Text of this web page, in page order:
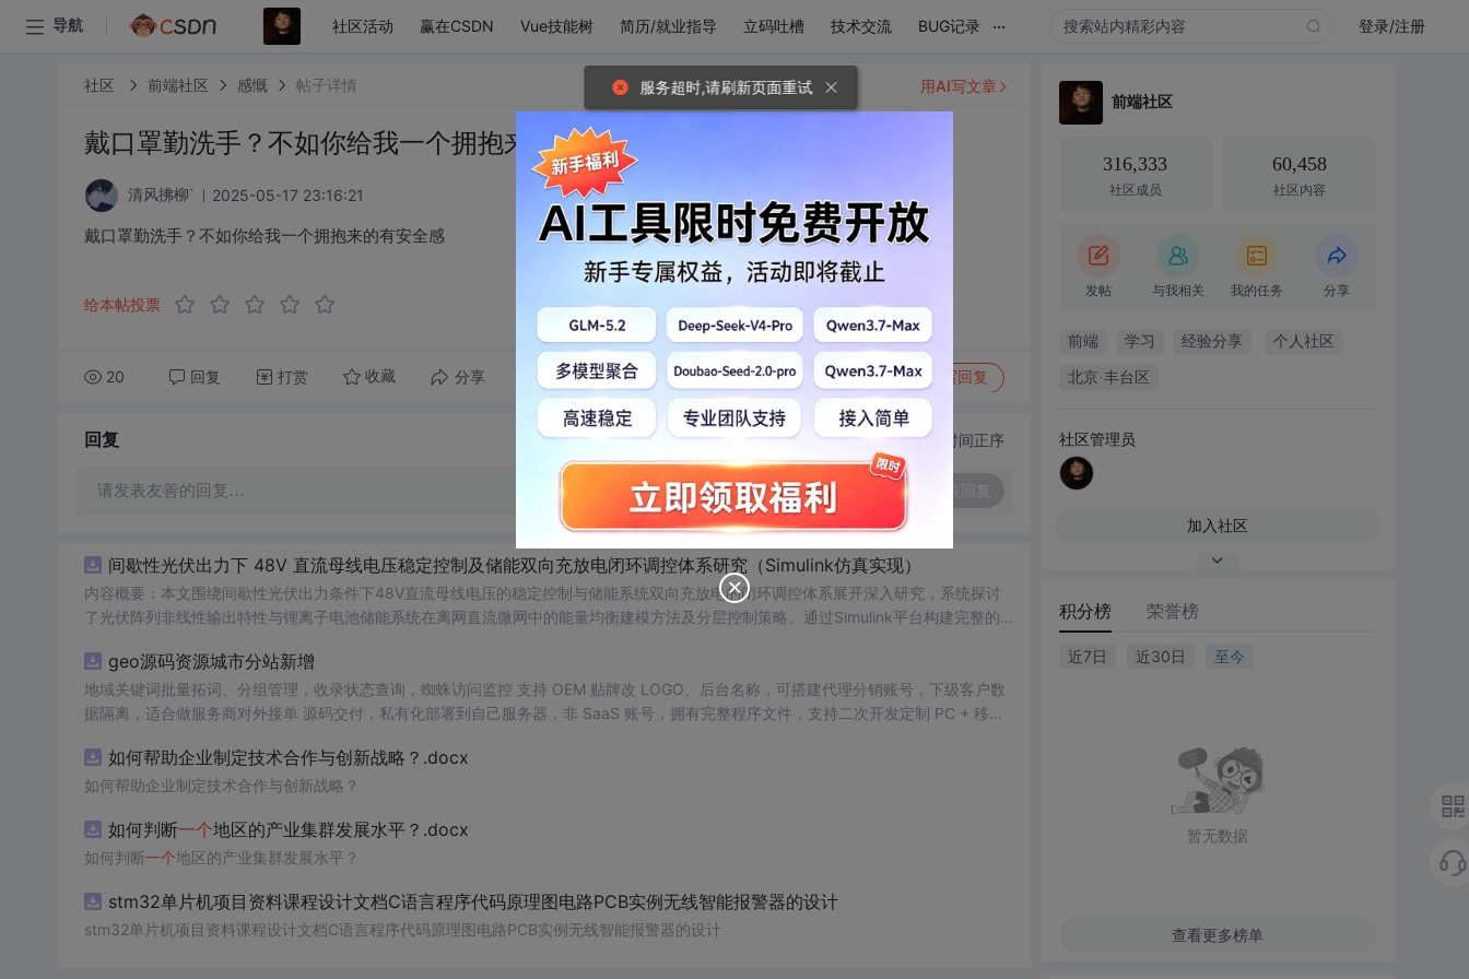
导航 社区活动 赢在CSDN Vue技能树 简历/就业指导 立码吐槽 技术交流 BUG记录 ... 登录/注册
社区 前端社区 感慨 帖子详情
戴口罩勤洗手？不如你给我一个拥抱来的有安全感
清风拂柳` 2025-05-17 23:16:21
戴口罩勤洗手？不如你给我一个拥抱来的有安全感
给本帖投票
20 回复 打赏 收藏 分享 转发到动态 举报 写回复
用AI写文章
回复 切换为时间正序
请发表友善的回复…
间歇性光伏出力下 48V 直流母线电压稳定控制及储能双向充放电闭环调控体系研究（Simulink仿真实现）
内容概要：本文围绕间歇性光伏出力条件下48V直流母线电压的稳定控制与储能系统双向充放电的闭环调控体系展开深入研究，系统探讨
了光伏阵列非线性输出特性与锂离子电池储能系统在离网直流微网中的能量均衡建模方法及分层控制策略。通过Simulink平台构建完整的
跟踪（MPPT）与储能系统的协同控制，有效应对光照波动引起的功率供需失衡问题。研究采用双PI闭环控制、模型预测控制（MPC）等
多种先进控制算法，显著提升了系统的动态响应速度与直流母线电压稳定性，并实现了储能系统在削峰填谷中的优化运行，对于增强离网
微网的供电可靠性与能源利用效率具有重要理论价值和工程意义。; 适合人群：具备电力电子、新能源系统或自动控制等相关领域基础知识
能系统Simulink仿真模型；② 实现间歇性光照条件下48V直流母线电压的精确稳定控制与储能系统的双向能量管理；③ 研究MPPT控制
与储能充放电策略之间的协同机制，提升系统在复杂工况下的运行稳定性与鲁棒性；④ 为微电网能量管理系统的设计、优化与性能验证提
注MPPT控制策略的实现、双向DC-DC变换器的设计以及电压外环与电流内环构成的双闭环控制结构的参数整定，并通过设置不同的光照
强度变化曲线和负载投切工况，全面测试和评估系统的动态响应能力与控制性能。
geo源码资源城市分站新增
地域关键词批量拓词、分组管理，收录状态查询，蜘蛛访问监控 支持 OEM 贴牌改 LOGO、后台名称，可搭建代理分销账号，下级客户数
据隔离，适合做服务商对外接单 源码交付，私有化部署到自己服务器，非 SaaS 账号，拥有完整程序文件，支持二次开发定制 PC + 移动
如何帮助企业制定技术合作与创新战略？.docx
如何帮助企业制定技术合作与创新战略？
如何判断一个地区的产业集群发展水平？.docx
如何判断一个地区的产业集群发展水平？
stm32单片机项目资料课程设计文档C语言程序代码原理图电路PCB实例无线智能报警器的设计
stm32单片机项目资料课程设计文档C语言程序代码原理图电路PCB实例无线智能报警器的设计
前端社区
316,333
社区成员
60,458
社区内容
发帖 与我相关 我的任务 分享
前端 学习 经验分享 个人社区
北京·丰台区
社区管理员
加入社区
积分榜 荣誉榜
近7日 近30日 至今
暂无数据
查看更多榜单
服务超时,请刷新页面重试